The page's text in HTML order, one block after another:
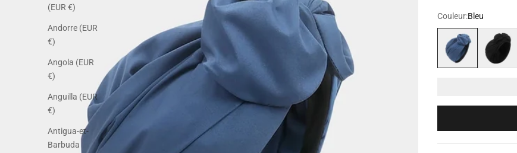
(EUR €)
Andorre (EUR
€)
Angola (EUR
€)
Anguilla (EUR
€)
Antigua-et-
Barbuda
Couleur:Bleu